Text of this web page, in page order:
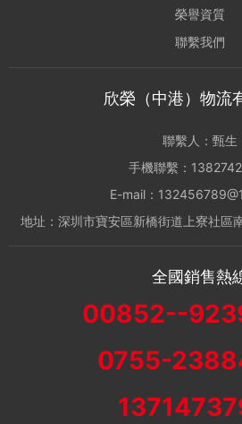
榮譽資質
聯繫我們
欣榮（中港）物流
聯繫人：甄生
手機聯繫：
E-mail：
地址：深圳市寶安區新橋街道上寮社區
全國銷售熱
00852--
0755-